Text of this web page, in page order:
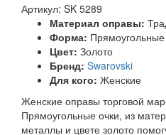
Артикул: SK 5289
Материал оправы:
Форма: Прямоугольные
Цвет: Золото
Бренд: Swarovski
Для кого: Женские
Женские оправы торговой
Прямоугольные очки, из
металлы и цвете золото